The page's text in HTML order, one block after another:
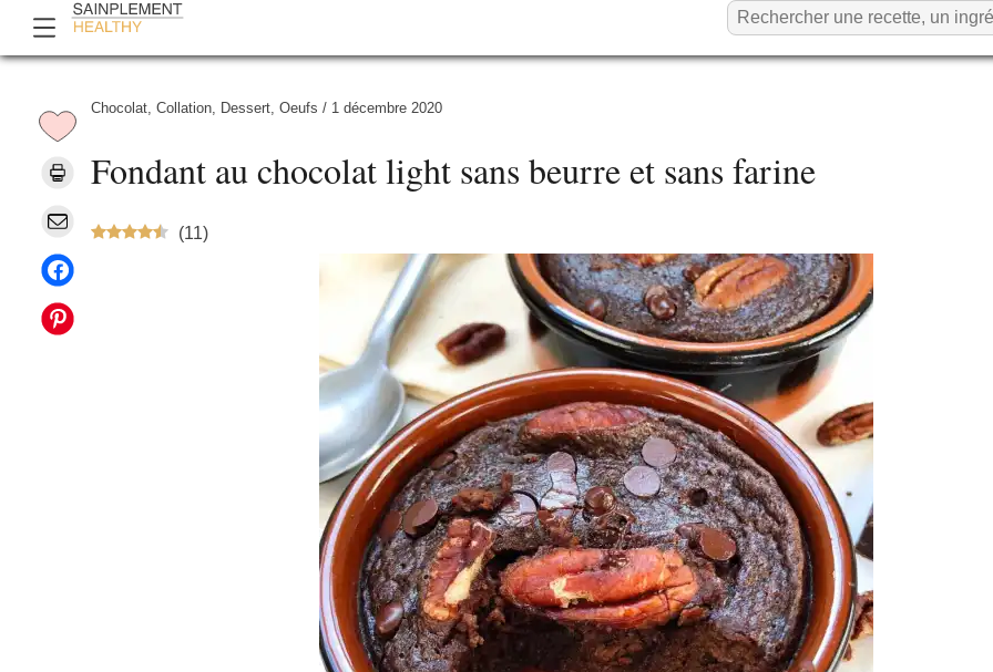
Chocolat, Collation, Dessert, Oeufs / 1 décembre 2020
Fondant au chocolat light sans beurre et sans farine
(11)